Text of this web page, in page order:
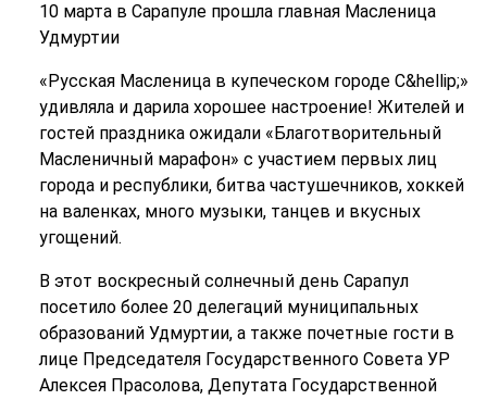
10 марта в Сарапуле прошла главная Масленица
Удмуртии
«Русская Масленица в купеческом городе С&hellip;»
удивляла и дарила хорошее настроение! Жителей и
гостей праздника ожидали «Благотворительный
Масленичный марафон» с участием первых лиц
города и республики, битва частушечников, хоккей
на валенках, много музыки, танцев и вкусных
угощений.
В этот воскресный солнечный день Сарапул
посетило более 20 делегаций муниципальных
образований Удмуртии, а также почетные гости в
лице Председателя Государственного Совета УР
Алексея Прасолова, Депутата Государственной